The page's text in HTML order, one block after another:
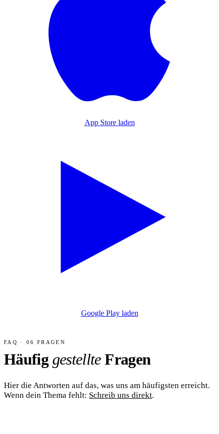
App Store laden
Google Play laden
FAQ · 06 FRAGEN
Häufig gestellteFragen
Hier die Antworten auf das, was uns am häufigsten erreicht.
Wenn dein Thema fehlt: Schreib uns direkt.